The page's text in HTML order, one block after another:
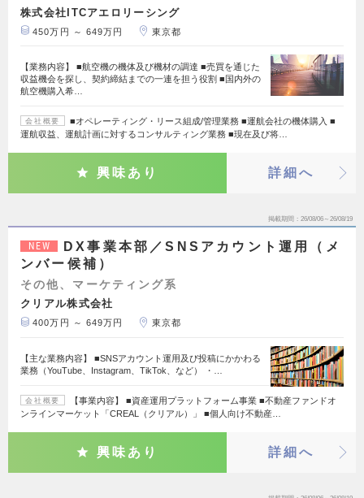
株式会社ITCアエロリーシング
450万円 ～ 649万円 東京都
【業務内容】 ■航空機の機体及び機材の調達 ■売買を通じた
収益機会を探し、契約締結までの一連を担う役割 ■国内外の
航空機購入希…
会社概要
■オペレーティング・リース組成/管理業務 ■運航会社の機体購入 ■
運航収益、運航計画に対するコンサルティング業務 ■現在及び将…
興味あり 詳細へ
掲載期間 26/08/06～26/08/19
NEW
DX事業本部／SNSアカウント運用（メ
ンバー候補）
その他、マーケティング系
クリアル株式会社
400万円 ～ 649万円 東京都
【主な業務内容】 ■SNSアカウント運用及び投稿にかかわる
業務（YouTube、Instagram、TikTok、など） ・…
会社概要
【事業内容】 ■資産運用プラットフォーム事業 ■不動産ファンドオ
ンラインマーケット「CREAL（クリアル）」 ■個人向け不動産…
興味あり 詳細へ